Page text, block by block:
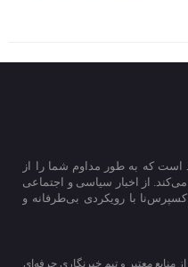
است که به طور مداوم شما را از
می‌کند. از اخبار سیاسی و اجتماعی
با رویکردی بی‌طرفانه و
منابع معتبر و تیم خبرنگاری حرفه‌ای